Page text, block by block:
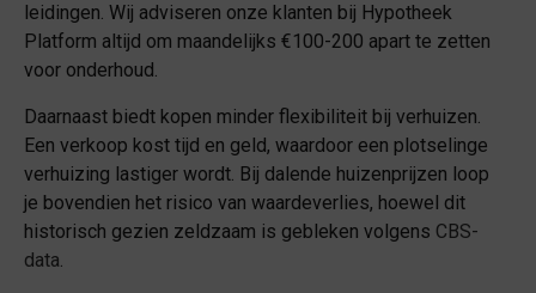
leidingen. Wij adviseren onze klanten bij Hypotheek
Platform altijd om maandelijks €100-200 apart te zetten
voor onderhoud.
Daarnaast biedt kopen minder flexibiliteit bij verhuizen.
Een verkoop kost tijd en geld, waardoor een plotselinge
verhuizing lastiger wordt. Bij dalende huizenprijzen loop
je bovendien het risico van waardeverlies, hoewel dit
historisch gezien zeldzaam is gebleken volgens CBS-
data.